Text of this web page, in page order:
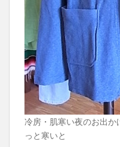
冷房・肌寒い夜のお出か
っと寒いと